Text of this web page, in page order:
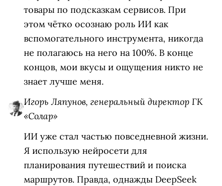
товары по подсказкам сервисов. При
этом чётко осознаю роль ИИ как
вспомогательного инструмента, никогда
не полагаюсь на него на 100%. В конце
концов, мои вкусы и ощущения никто не
знает лучше меня.
Игорь Ляпунов, генеральный директор ГК
«Солар»
ИИ уже стал частью повседневной жизни.
Я использую нейросети для
планирования путешествий и поиска
маршрутов. Правда, однажды DeepSeek